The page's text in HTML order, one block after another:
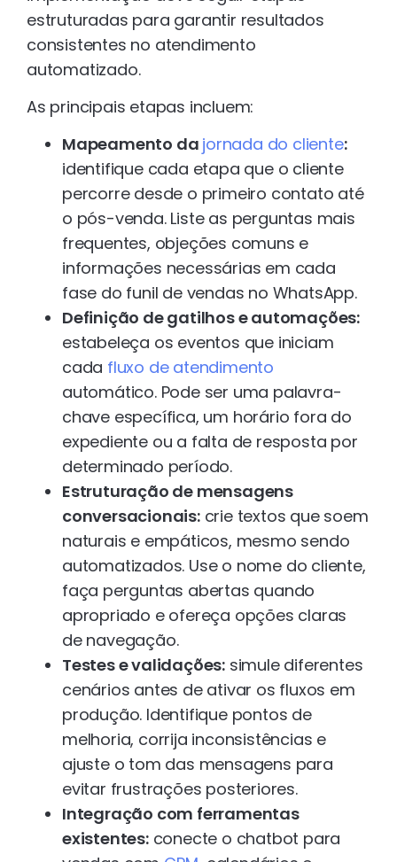
estruturadas para garantir resultados
consistentes no atendimento
automatizado.
As principais etapas incluem:
Mapeamento da jornada do cliente:
identifique cada etapa que o cliente
percorre desde o primeiro contato até
o pós-venda. Liste as perguntas mais
frequentes, objeções comuns e
informações necessárias em cada
fase do funil de vendas no WhatsApp.
Definição de gatilhos e automações:
estabeleça os eventos que iniciam
cada fluxo de atendimento
automático. Pode ser uma palavra-
chave específica, um horário fora do
expediente ou a falta de resposta por
determinado período.
Estruturação de mensagens
conversacionais:crie textos que soem
naturais e empáticos, mesmo sendo
automatizados. Use o nome do cliente,
faça perguntas abertas quando
apropriado e ofereça opções claras
de navegação.
Testes e validações: simule diferentes
cenários antes de ativar os fluxos em
produção. Identifique pontos de
melhoria, corrija inconsistências e
ajuste o tom das mensagens para
evitar frustrações posteriores.
Integração com ferramentas
existentes:conecte o chatbot para